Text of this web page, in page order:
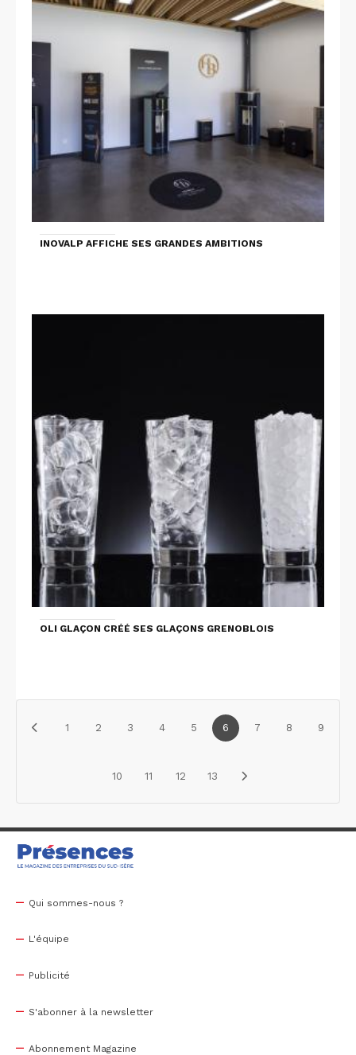
INOVALP AFFICHE SES GRANDES AMBITIONS
OLI GLAÇON CRÉÉ SES GLAÇONS GRENOBLOIS
1 2 3 4 5 6 7 8 9
10 11 12 13
Qui sommes-nous ?
L'équipe
Publicité
S'abonner à la newsletter
Abonnement Magazine